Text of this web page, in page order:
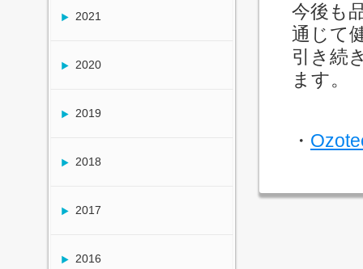
2021
2020
2019
2018
2017
2016
今後も
通じて
引き続
ます。
・